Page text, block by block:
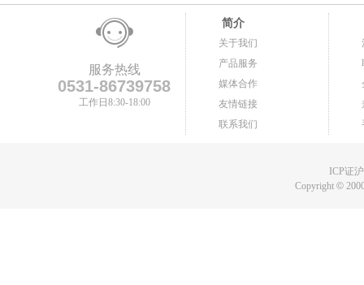
服务热线
0531-86739758
工作日8:30-18:00
简介
关于我们
产品服务
媒体合作
友情链接
联系我们
ICP证
Copyright©